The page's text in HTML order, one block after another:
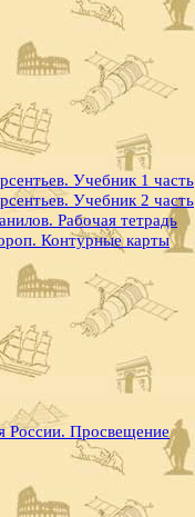
Учебник 1 часть
Учебник 2 часть
Рабочая тетрадь
Контурные карты
России. Просвещение